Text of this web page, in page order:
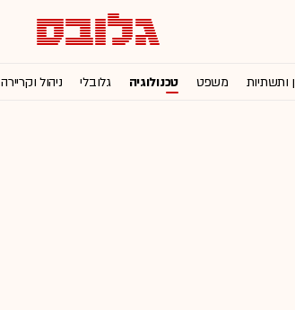
ותשתיות משפט טכנולוגיה גלובלי ניהול וקריירה